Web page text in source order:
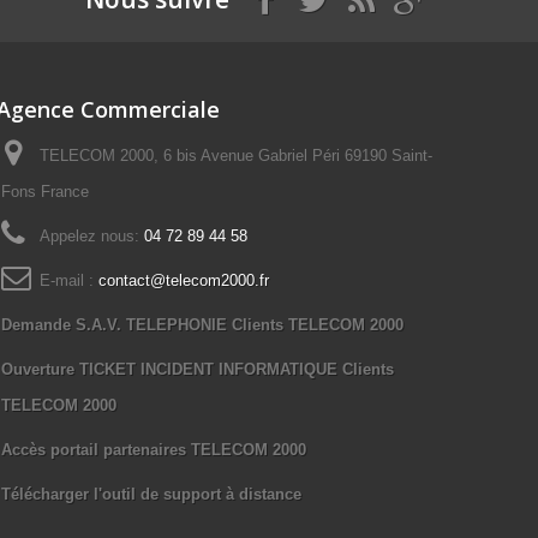
Commerciale
TELECOM 2000, 6 bis Avenue Gabriel Péri 69190 Saint-
Fons France
Appelez nous: 04 72 89 44 58
E-mail : contact@telecom2000.fr
Demande S.A.V. TELEPHONIE Clients TELECOM 2000
Ouverture TICKET INCIDENT INFORMATIQUE Clients
TELECOM 2000
Accès portail partenaires TELECOM 2000
Télécharger l'outil de support à distance